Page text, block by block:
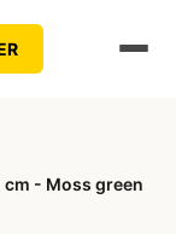
cm - Moss green